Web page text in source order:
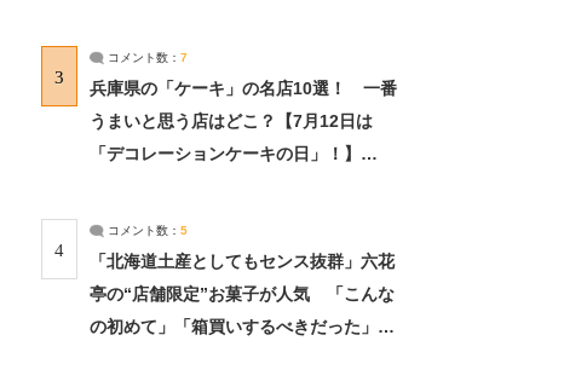
3
コメント数： 7
兵庫県の「ケーキ」の名店10選！ 一番
うまいと思う店はどこ？【7月12日は
「デコレーションケーキの日」！】
4
コメント数： 5
「北海道土産としてもセンス抜群」六花
亭の“店舗限定”お菓子が人気 「こんな
の初めて」「箱買いするべきだった」